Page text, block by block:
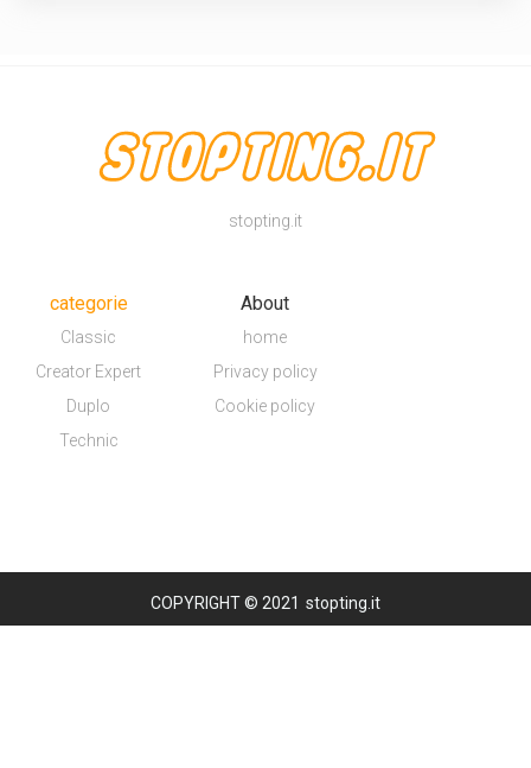
stopting.it
categorie
Classic
Creator Expert
Duplo
Technic
About
home
Privacy policy
Cookie policy
COPYRIGHT © 2021 stopting.it